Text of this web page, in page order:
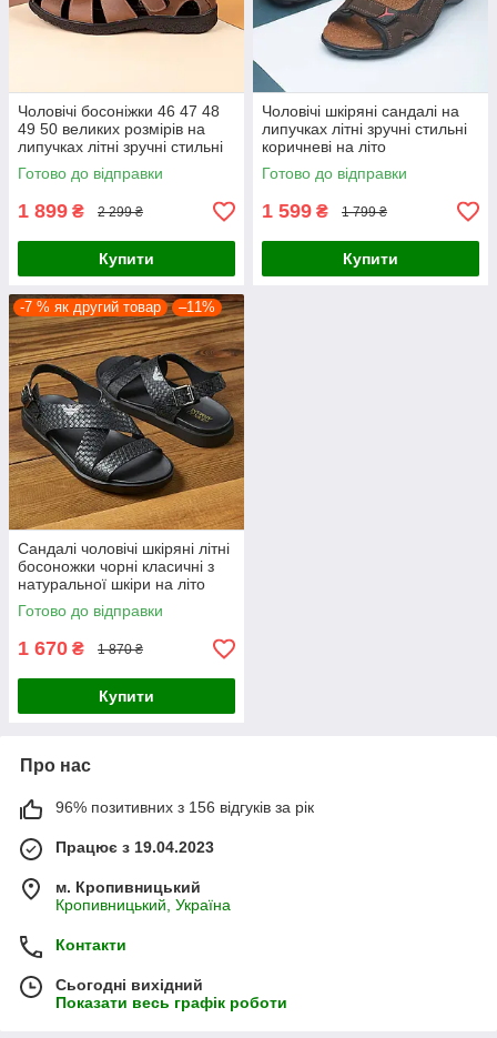
Чоловічі босоніжки 46 47 48
49 50 великих розмірів на
липучках літні зручні стильні
на літо
Готово до відправки
1 899 ₴ 2 299 ₴
Купити
Чоловічі шкіряні сандалі на
липучках літні зручні стильні
коричневі на літо
Готово до відправки
1 599 ₴ 1 799 ₴
Купити
-7 % як другий товар –11%
Сандалі чоловічі шкіряні літні
босоножки чорні класичні з
натуральної шкіри на літо
Готово до відправки
1 670 ₴ 1 870 ₴
Купити
Про нас
96% позитивних з 156 відгуків за рік
Працює з 19.04.2023
м. Кропивницький
Кропивницький, Україна
Контакти
Сьогодні вихідний
Показати весь графік роботи